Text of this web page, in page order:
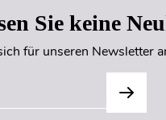
Sie keine
für unseren Newsletter